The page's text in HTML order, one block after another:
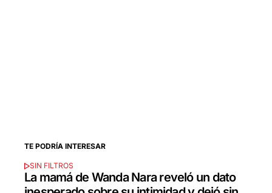
TE PODRÍA INTERESAR
SIN FILTROS
La mamá de Wanda Nara reveló un dato